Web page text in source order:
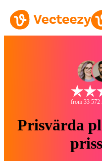
from 33 572
Prisvärda